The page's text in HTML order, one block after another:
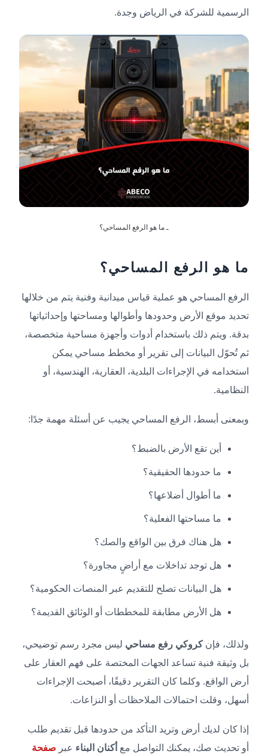
الرسمية للشركة في الرياض وجدة.
ـ ما هو الرفع المساحي؟
ما هو الرفع المساحي؟
الرفع المساحي هو عملية قياس ميدانية وفنية يتم من خلالها
تحديد موقع الأرض وحدودها وأطوالها ومساحتها وإحداثياتها
بدقة. ويتم ذلك باستخدام أدوات وأجهزة مساحية متخصصة،
ثم تُحوّل البيانات إلى تقرير أو مخطط مساحي يمكن
استخدامه في الإجراءات البلدية، العقارية، الهندسية، أو
النظامية.
وبمعنى أبسط، الرفع المساحي يجيب عن أسئلة مهمة جدًا:
أين تقع الأرض بالضبط؟
ما حدودها الحقيقية؟
ما أطوال أضلاعها؟
ما مساحتها الفعلية؟
هل هناك فرق بين الواقع والصك؟
هل توجد تداخلات مع أراضٍ مجاورة؟
هل البيانات تصلح للتقديم عبر المنصات الحكومية؟
هل الأرض مطابقة للمخططات أو الوثائق القديمة؟
ولذلك، فإنكروكي رفع مساحي ليس مجرد رسم توضيحي،
بل وثيقة فنية تساعد الجهات المختصة على فهم العقار على
أرض الواقع. وكلما كان التقرير دقيقًا، أصبحت الإجراءات
أسهل، وقلت احتمالات الملاحظات أو النزاعات.
إذا كان لديك أرض وتريد التأكد من حدودها قبل تقديم طلب
أو تحديث صك، يمكنك التواصل مع أكنان البناء عبر صفحة